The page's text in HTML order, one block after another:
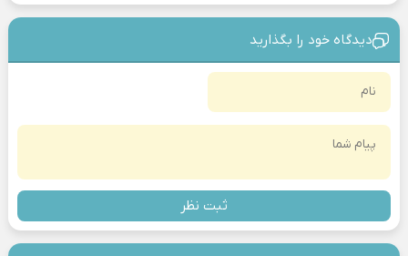
دیدگاه خود را بگذارید
ثبت نظر